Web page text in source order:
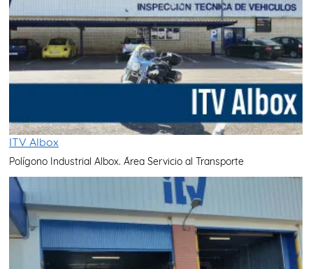
ITV Albox
Polígono Industrial Albox. Área Servicio al Transporte